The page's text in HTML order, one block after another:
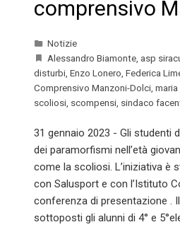
comprensivo
Notizie
Alessandro Biamonte asp
disturbi Enzo Lonero Federica
Comprensivo Manzoni-Dolci
scoliosi scompensi sindaco
31 gennaio 2023 - Gli studenti
dei paramorfismi nell’età
come la scoliosi. L’iniziativa è
con Salusport e con l’Istituto
conferenza di presentazione .
sottoposti gli alunni di 4° e